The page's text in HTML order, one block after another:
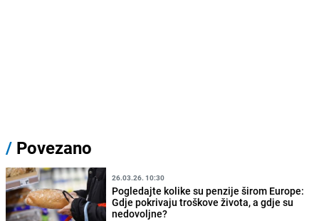
/ Povezano
26.03.26. 10:30
Pogledajte kolike su penzije širom Europe:
Gdje pokrivaju troškove života, a gdje su
nedovoljne?